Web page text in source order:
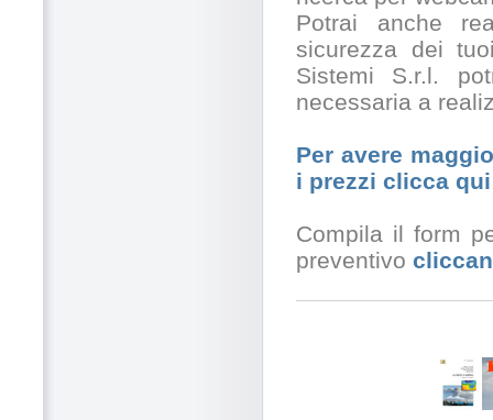
Potrai anche
sicurezza dei
Sistemi S.r.l.
necessaria a
Per avere
i prezzi clicca qui
Compila il form
preventivo